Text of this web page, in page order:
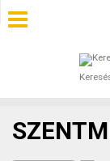
SZÁLLÁSOK
ÁLTALÁNOS